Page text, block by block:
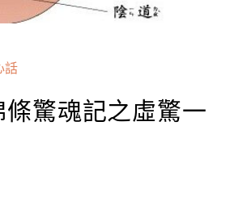
話
條驚魂記之虛驚一